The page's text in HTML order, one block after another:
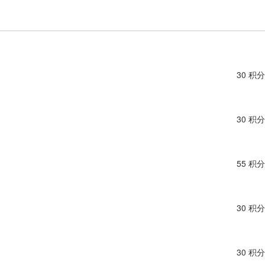
30 积分
30 积分
55 积分
30 积分
30 积分